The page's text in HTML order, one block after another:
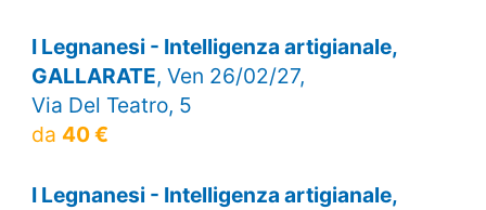
I Legnanesi - Intelligenza artigianale,
GALLARATE, Ven 26/02/27,
Via Del Teatro, 5
da 40 €
I Legnanesi - Intelligenza artigianale,